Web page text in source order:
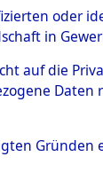
die
oder
in
auf die